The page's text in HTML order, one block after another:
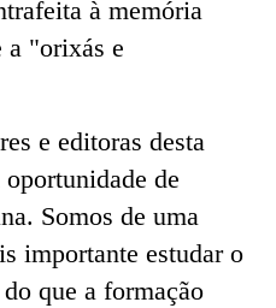
à memória
a "orixás e
e editoras desta
de
Somos de uma
importante estudar o
que a formação